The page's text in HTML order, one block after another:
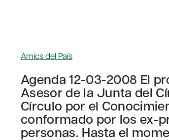
Amics del País
Agenda 12-03-2008 El
Asesor de la Junta del
Círculo por el
conformado por los ex-
personas. Hasta el